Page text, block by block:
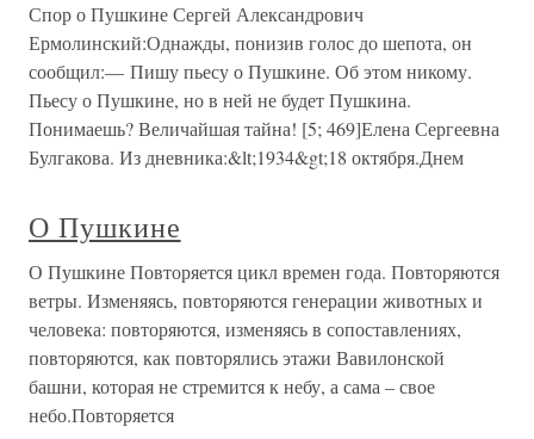
Спор о Пушкине Сергей Александрович
Ермолинский:Однажды, понизив голос до шепота, он
сообщил:— Пишу пьесу о Пушкине. Об этом никому.
Пьесу о Пушкине, но в ней не будет Пушкина.
Понимаешь? Величайшая тайна! [5; 469]Елена Сергеевна
Булгакова. Из дневника:&lt;1934&gt;18 октября.Днем
О Пушкине
О Пушкине Повторяется цикл времен года. Повторяются
ветры. Изменяясь, повторяются генерации животных и
человека: повторяются, изменяясь в сопоставлениях,
повторяются, как повторялись этажи Вавилонской
башни, которая не стремится к небу, а сама – свое
небо.Повторяется